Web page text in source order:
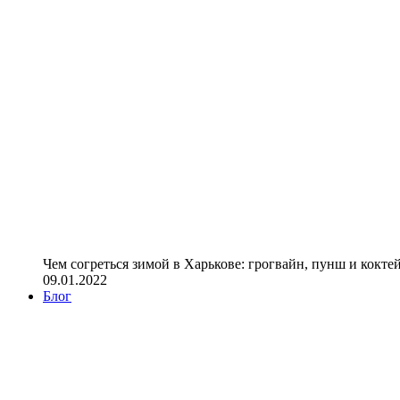
Чем согреться зимой в Харькове: грогвайн, пунш и
09.01.2022
Блог